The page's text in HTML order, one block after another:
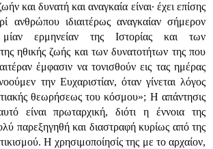
και δυνατή και αναγκαία είναι· έχει επίσης
ανθρώπου ιδιαιτέρως αναγκαίαν σήμερον
μίαν ερμηνείαν της Ιστορίας και των
ηθικής ζωής και των δυνατοτήτων της που
έμφασιν να τονισθούν εις τας ημέρας
την Ευχαριστίαν, όταν γίνεται λόγος
θεωρήσεως του κόσμου»; Η απάντησις
είναι πρωταρχική, διότι η έννοια της
παρεξηγηθή και διαστραφή κυρίως από της
Η χρησιμοποίησίς της με το αρχαίον,